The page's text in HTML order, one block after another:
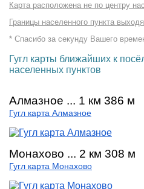
Карта расположена не по центру
Границы населенного пункта
* Спасибо за секунду Вашего
Гугл карты ближайших к
населенных пунктов
Алмазное ... 1 км 386 м
Гугл карта Алмазное
Монахово ... 2 км 308 м
Гугл карта Монахово